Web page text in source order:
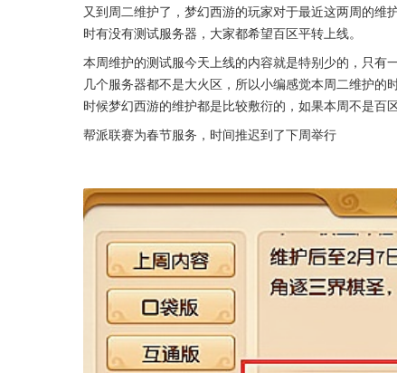
又到周二维护了，梦幻西游的玩家对于最近这两周的
时有没有测试服务器，大家都希望百区平转上线。
本周维护的测试服今天上线的内容就是特别少的，只
几个服务器都不是大火区，所以小编感觉本周二维护
时候梦幻西游的维护都是比较敷衍的，如果本周不是百
帮派联赛为春节服务，时间推迟到了下周举行